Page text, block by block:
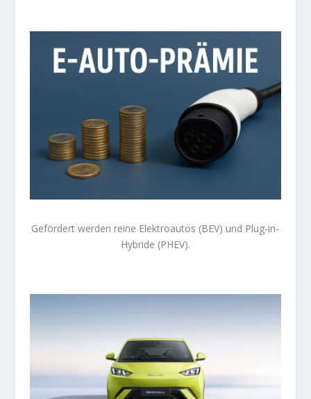
Gefördert werden reine Elektroautos (BEV) und Plug-in-
Hybride (PHEV).